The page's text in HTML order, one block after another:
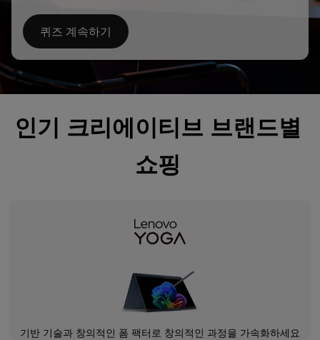
퀴즈 계속하기
인기 크리에이티브 브랜드별
쇼핑
기반 기술과 창의적인 폼 팩터로 창의적인 과정을 가속화하세요